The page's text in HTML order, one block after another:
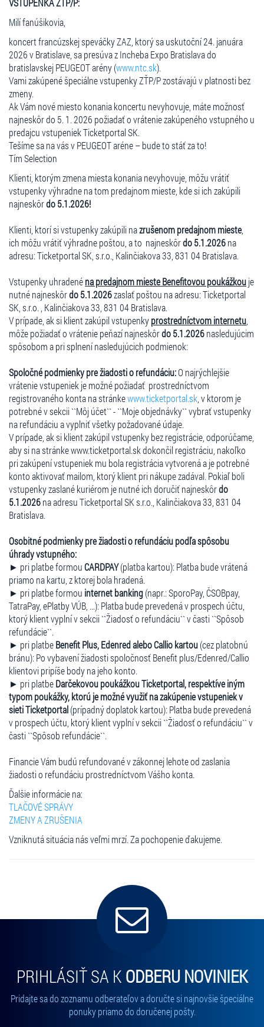
VSTUPENKAZŤP/P:
Milí fanúšikovia,
koncert francúzskej speváčky ZAZ, ktorý sa uskutoční 24. januára
2026 v Bratislave, sa presúva z Incheba Expo Bratislava do
bratislavskej PEUGEOT arény (www.ntc.sk).
Vami zakúpené špeciálne vstupenky ZŤP/P zostávajú v platnosti bez
zmeny.
Ak Vám nové miesto konania koncertu nevyhovuje, máte možnosť
najneskôr do 5. 1. 2026 požiadať o vrátenie zakúpeného vstupného u
predajcu vstupeniek Ticketportal SK.
Tešíme sa na vás v PEUGEOT aréne – bude to stáť za to!
Tím Selection
Klienti, ktorým zmena miesta konania nevyhovuje, môžu vrátiť
vstupenky výhradne na tom predajnom mieste, kde si ich zakúpili
najneskôrdo 5.1.2026!
Klienti, ktorí si vstupenky zakúpili nazrušenom predajnom mieste,
ich môžu vrátiť výhradne poštou, a to najneskôrdo 5.1.2026na
adresu: Ticketportal SK, s.r.o., Kalinčiakova 33, 831 04 Bratislava.
Vstupenky uhradenéna predajnom mieste Benefitovou poukážkouje
nutné najneskôrdo 5.1.2026zaslať poštou na adresu: Ticketportal
SK, s.r.o. , Kalinčiakova 33, 831 04 Bratislava.
V prípade, ak si klient zakúpil vstupenkyprostredníctvom internetu
môže požiadať o vrátenie peňazí najneskôrdo 5.1.2026nasledujúcim
spôsobom a pri splnení nasledujúcich podmienok:
Spoločné podmienky pre žiadosti o refundáciu:O najrýchlejšie
vrátenie vstupeniek je možné požiadať prostredníctvom
registrovaného konta na stránkewww.ticketportal.sk , v ktorom je
potrebné v sekcii ``Môj účet`` - ``Moje objednávky`` vybrať vstupenky
na refundáciu a vyplniť všetky požadované údaje.
V prípade, ak si klient zakúpil vstupenky bez registrácie, odporúčame,
aby si na stránke www.ticketportal.sk dokončil registráciu, nakoľko
pri zakúpení vstupeniek mu bola registrácia vytvorená a je potrebné
konto aktivovať mailom, ktorý klient pri nákupe zadával. Pokiaľ boli
vstupenky zaslané kuriérom je nutné ich doručiť najneskôrdo
5.1.2026na adresu Ticketportal SK s.r.o., Kalinčiakova 33, 831 04
Bratislava.
Osobitné podmienky pre žiadosti o refundáciu podľa spôsobu
úhrady vstupného:
► pri platbe formouCARDPAY(platba kartou): Platba bude vrátená
priamo na kartu, z ktorej bola hradená.
► pri platbe formou internet banking(napr.: SporoPay, ČSOBpay,
TatraPay, ePlatby VÚB, ...): Platba bude prevedená v prospech účtu,
ktorý klient vyplní v sekcii ``Žiadosť o refundáciu`` v časti ``Spôsob
refundácie``.
► pri platbeBenefit Plus, Edenred alebo Callio kartou(cez platobnú
bránu): Po vybavení žiadosti spoločnosť Benefit plus/Edenred/Callio
klientovi pripíše body na jeho konto.
► pri platbeDarčekovou poukážkou Ticketportal, respektíve iným
typom poukážky, ktorú je možné využiť na zakúpenie vstupeniek v
sieti Ticketportal(prípadný doplatok kartou): Platba bude prevedená
v prospech účtu, ktorý klient vyplní v sekcii ``Žiadosť o refundáciu`` v
časti ``Spôsob refundácie``.
Financie Vám budú refundované v zákonnej lehote od zaslania
žiadosti o refundáciu prostredníctvom Vášho konta.
Ďalšie informácie na:
TLAČOVÉ SPRÁVY
ZMENY A ZRUŠENIA
Vzniknutá situácia nás veľmi mrzí. Za pochopenie ďakujeme.
PRIHLÁSIŤ SA K ODBERU NOVINIEK
Pridajte sa do zoznamu odberateľov a doručte si najnovšie špeciálne
ponuky priamo do doručenej pošty.